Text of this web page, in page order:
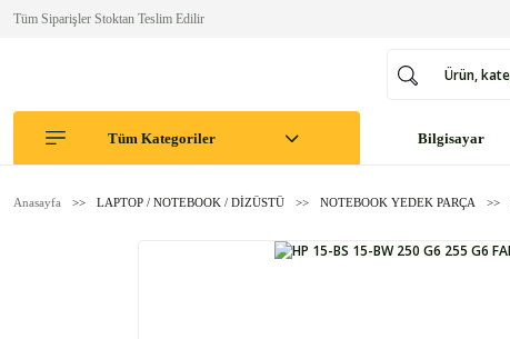
Tüm Siparişler Stoktan Teslim Edilir
Tüm Kategoriler Bilgisayar
Anasayfa LAPTOP / NOTEBOOK / DİZÜSTÜ NOTEBOOK YEDEK PARÇA